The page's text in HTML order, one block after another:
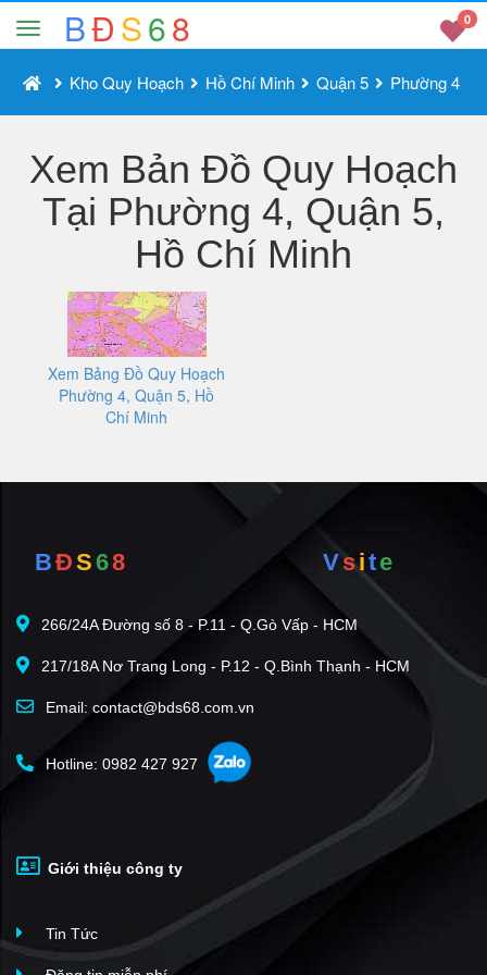
BĐS68 0
Kho Quy Hoạch Hồ Chí Minh Quận 5 Phường 4
Xem Bản Đồ Quy Hoạch
Tại Phường 4, Quận 5,
Hồ Chí Minh
Xem Bảng Đồ Quy Hoạch
Phường 4, Quận 5, Hồ
Chí Minh
BĐS68 Vsite
266/24A Đường số 8 - P.11 - Q.Gò Vấp - HCM
217/18A Nơ Trang Long - P.12 - Q.Bình Thạnh - HCM
Email: contact@bds68.com.vn
Hotline: 0982 427 927
Giới thiệu công ty
Tin Tức